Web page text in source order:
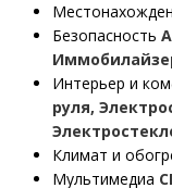
Безопасность
Интерьер и
руля,
Климат и
Мультимедиа